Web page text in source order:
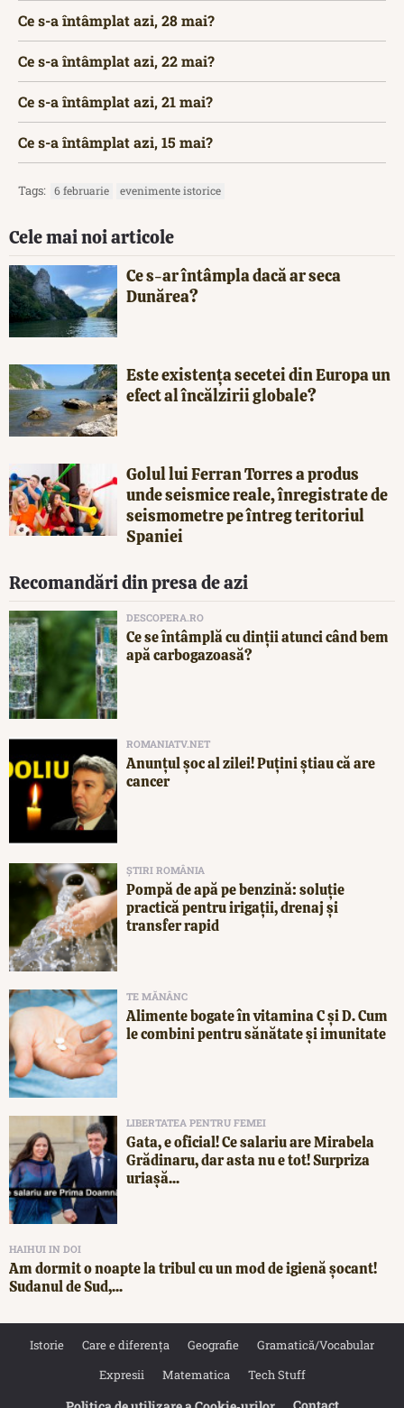
Ce s-a întâmplat azi, 28 mai?
Ce s-a întâmplat azi, 22 mai?
Ce s-a întâmplat azi, 21 mai?
Ce s-a întâmplat azi, 15 mai?
Tags: 6 februarie evenimente istorice
Cele mai noi articole
Ce s-ar întâmpla dacă ar seca
Dunărea?
Este existența secetei din Europa un
efect al încălzirii globale?
Golul lui Ferran Torres a produs
unde seismice reale, înregistrate de
seismometre pe întreg teritoriul
Spaniei
Recomandări din presa de azi
DESCOPERA.RO
Ce se întâmplă cu dinții atunci când bem
apă carbogazoasă?
ROMANIATV.NET
Anunţul şoc al zilei! Puţini ştiau că are
cancer
ȘTIRI ROMÂNIA
Pompă de apă pe benzină: soluție
practică pentru irigații, drenaj și
transfer rapid
TE MĂNÂNC
Alimente bogate în vitamina C și D. Cum
le combini pentru sănătate și imunitate
LIBERTATEA PENTRU FEMEI
Gata, e oficial! Ce salariu are Mirabela
Grădinaru, dar asta nu e tot! Surpriza
uriașă...
HAIHUI IN DOI
Am dormit o noapte la tribul cu un mod de igienă șocant!
Sudanul de Sud,...
Istorie Care e diferența Geografie
Gramatică/Vocabular
Expresii
Matematica Tech Stuff
Contact